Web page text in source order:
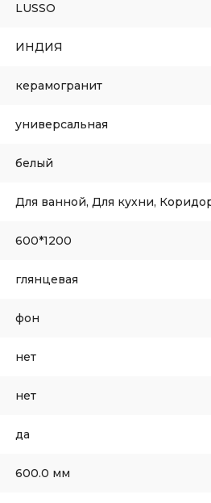
LUSSO
ИНДИЯ
керамогранит
универсальная
белый
Для ванной, Для кухни,
600*1200
глянцевая
фон
нет
нет
да
600.0 мм